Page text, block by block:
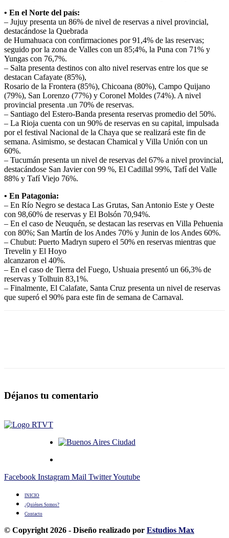
• En el Norte del país:
– Jujuy presenta un 86% de nivel de reservas a nivel provincial,
destacándose la Quebrada
de Humahuaca con confirmaciones por 91,4% de las reservas;
seguido por la zona de Valles con un 85;4%, la Puna con 71% y
Yungas con 76,7%.
– Salta presenta destinos con alto nivel reservas entre los que se
destacan Cafayate (85%),
Rosario de la Frontera (85%), Chicoana (80%), Campo Quijano
(79%), San Lorenzo (77%) y Coronel Moldes (74%). A nivel
provincial presenta .un 70% de reservas.
– Santiago del Estero-Banda presenta reservas promedio del 50%.
– La Rioja cuenta con un 90% de reservas en su capital, impulsada
por el festival Nacional de la Chaya que se realizará este fin de
semana. Asimismo, se destacan Chamical y Villa Unión con un
60%.
– Tucumán presenta un nivel de reservas del 67% a nivel provincial,
destacándose San Javier con 99 %, El Cadillal 99%, Tafí del Valle
88% y Tafí Viejo 76%.
• En Patagonia:
– En Río Negro se destaca Las Grutas, San Antonio Este y Oeste
con 98,60% de reservas y El Bolsón 70,94%.
– En el caso de Neuquén, se destacan las reservas en Villa Pehuenia
con 80%; San Martín de los Andes 70% y Junin de los Andes 60%.
– Chubut: Puerto Madryn supero el 50% en reservas mientras que
Trevelin y El Hoyo
alcanzaron el 40%.
– En el caso de Tierra del Fuego, Ushuaia presentó un 66,3% de
reservas y Tolhuin 83,1%.
– Finalmente, El Calafate, Santa Cruz presenta un nivel de reservas
que superó el 90% para este fin de semana de Carnaval.
Déjanos tu comentario
Facebook Instagram Mail TwitterYoutube
INICIO
¿Quiénes Somos?
Contacto
© Copyright 2026 - Diseño realizado por Estudios Max